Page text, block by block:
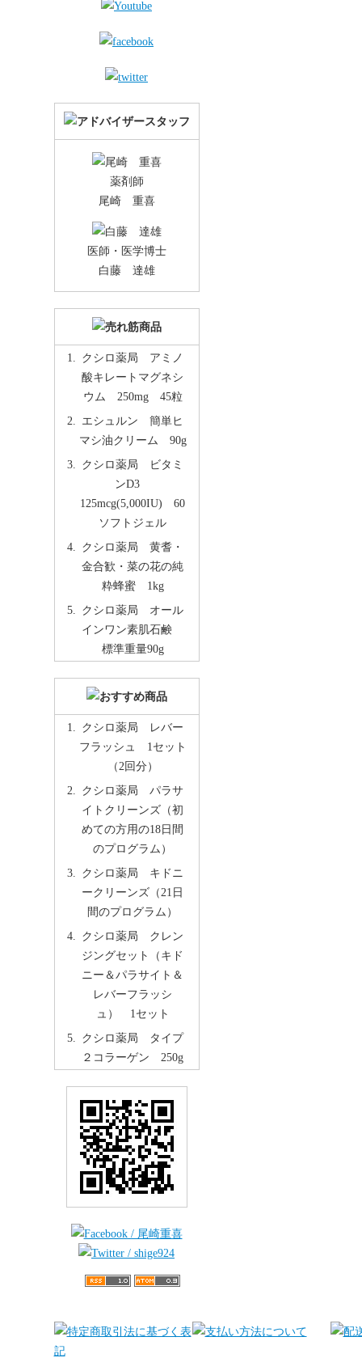
薬剤師
尾崎 重喜
医師・医学博士
白藤 達雄
クシロ薬局 アミノ
酸キレートマグネシ
ウム 250mg 45粒
エシュルン 簡単ヒ
マシ油クリーム 90g
クシロ薬局 ビタミ
ンD3
125mcg(5,000IU) 60
ソフトジェル
クシロ薬局 黄耆・
金合歓・菜の花の純
粋蜂蜜 1kg
クシロ薬局 オール
インワン素肌石鹸
標準重量90g
クシロ薬局 レバー
フラッシュ 1セット
（2回分）
クシロ薬局 パラサ
イトクリーンズ（初
めての方用の18日間
のプログラム）
クシロ薬局 キドニ
ークリーンズ（21日
間のプログラム）
クシロ薬局 クレン
ジングセット（キド
ニー＆パラサイト＆
レバーフラッシ
ュ） 1セット
クシロ薬局 タイプ
２コラーゲン 250g